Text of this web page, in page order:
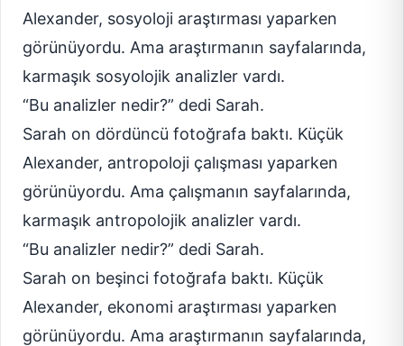
Alexander, sosyoloji araştırması yaparken
görünüyordu. Ama araştırmanın sayfalarında,
karmaşık sosyolojik analizler vardı.
“Bu analizler nedir?” dedi Sarah.
Sarah on dördüncü fotoğrafa baktı. Küçük
Alexander, antropoloji çalışması yaparken
görünüyordu. Ama çalışmanın sayfalarında,
karmaşık antropolojik analizler vardı.
“Bu analizler nedir?” dedi Sarah.
Sarah on beşinci fotoğrafa baktı. Küçük
Alexander, ekonomi araştırması yaparken
görünüyordu. Ama araştırmanın sayfalarında,